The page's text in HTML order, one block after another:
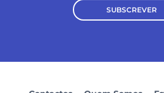
SUBSCREVER